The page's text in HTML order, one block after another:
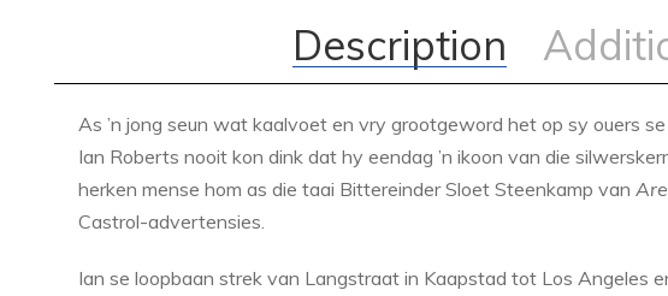
Description
As ’n jong seun wat kaalvoet en vry grootgeword het op sy ouers
Ian Roberts nooit kon dink dat hy eendag ’n ikoon van die
herken mense hom as die taai Bittereinder Sloet Steenkamp van
Castrol-advertensies.
Ian se loopbaan strek van Langstraat in Kaapstad tot Los Angeles